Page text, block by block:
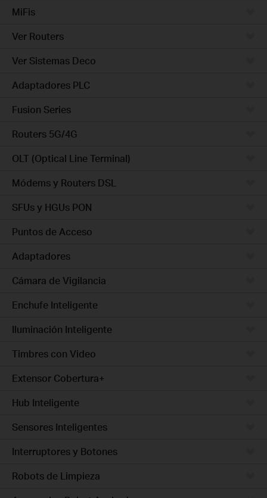
MiFis
Ver Routers
Ver Sistemas Deco
Adaptadores PLC
Fusion Series
Routers 5G/4G
OLT (Optical Line Terminal)
Módems y Routers DSL
SFUs y HGUs PON
Puntos de Acceso
Adaptadores
Cámara de Vigilancia
Enchufe Inteligente
Iluminación Inteligente
Timbres con Video
Extensor Cobertura+
Hub Inteligente
Sensores Inteligentes
Interruptores y Botones
Robots de Limpieza